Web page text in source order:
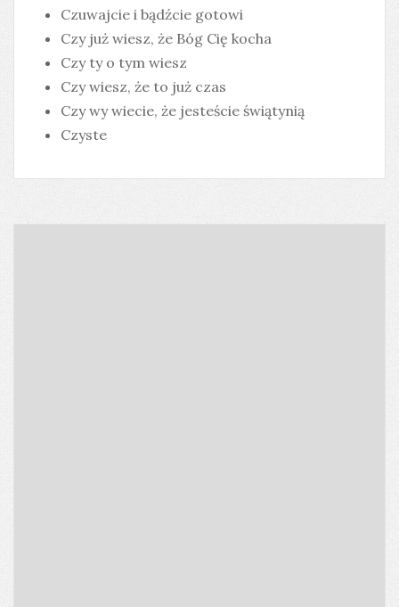
Czuwajcie i bądźcie gotowi
Czy już wiesz, że Bóg Cię kocha
Czy ty o tym wiesz
Czy wiesz, że to już czas
Czy wy wiecie, że jesteście świątynią
Czyste